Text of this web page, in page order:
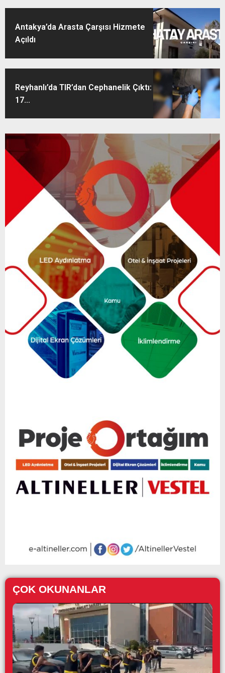
Antakya’da Arasta Çarşısı Hizmete
Açıldı
Reyhanlı’da TIR’dan Cephanelik Çıktı:
17...
ÇOK OKUNANLAR